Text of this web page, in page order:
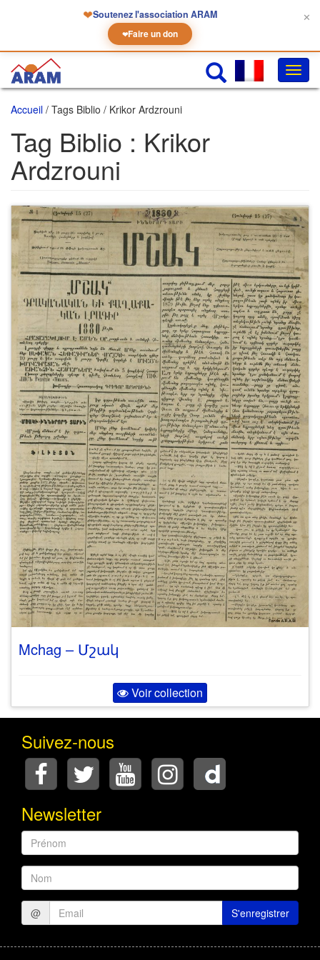
❤Soutenez l'association ARAM
❤Faire un don
✕
la
Accueil / Tags Biblio / Krikor Ardzrouni
Tag Biblio : Krikor
Ardzrouni
Mchag – Մշակ
Voir collection
Suivez-nous
Newsletter
Prénom
Nom
@ S'enregistrer